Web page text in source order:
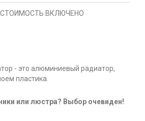
СТОИМОСТЬ ВКЛЮЧЕНО
- это алюминиевый радиатор,
пластика.
или люстра? Выбор очевиден!